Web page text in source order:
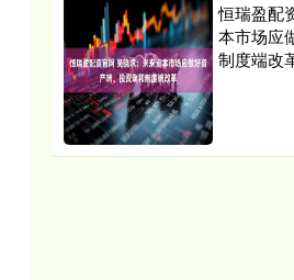
恒瑞盈配
本市场应
制度端改